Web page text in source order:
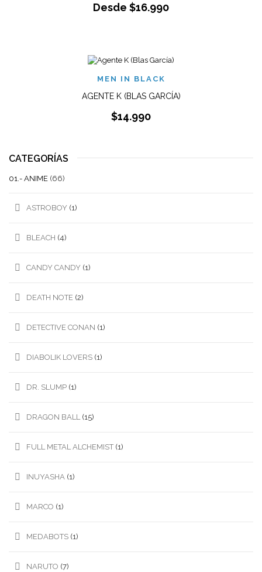
Desde $16.990
MEN IN BLACK
AGENTE K (BLAS GARCÍA)
$14.990
CATEGORÍAS
01.- ANIME (66)
ASTROBOY (1)
BLEACH (4)
CANDY CANDY (1)
DEATH NOTE (2)
DETECTIVE CONAN (1)
DIABOLIK LOVERS (1)
DR. SLUMP (1)
DRAGON BALL (15)
FULL METAL ALCHEMIST (1)
INUYASHA (1)
MARCO (1)
MEDABOTS (1)
NARUTO (7)